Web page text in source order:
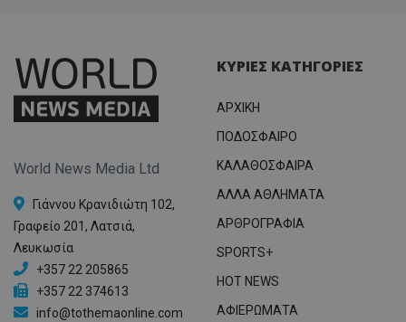
World News Media Ltd
Γιάννου Κρανιδιώτη 102,
Γραφείο 201, Λατσιά,
Λευκωσία
+357 22 205865
+357 22 374613
info@tothemaonline.com
ΚΥΡΙΕΣ ΚΑΤΗΓΟΡΙΕΣ
ΑΡΧΙΚΗ
ΠΟΔΟΣΦΑΙΡΟ
ΚΑΛΑΘΟΣΦΑΙΡΑ
ΑΛΛΑ ΑΘΛΗΜΑΤΑ
ΑΡΘΡΟΓΡΑΦΙΑ
SPORTS+
HOT NEWS
ΑΦΙΕΡΩΜΑΤΑ